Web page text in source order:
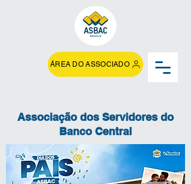
ÁREA DO ASSOCIADO
Associação dos Servidores do
Banco Central